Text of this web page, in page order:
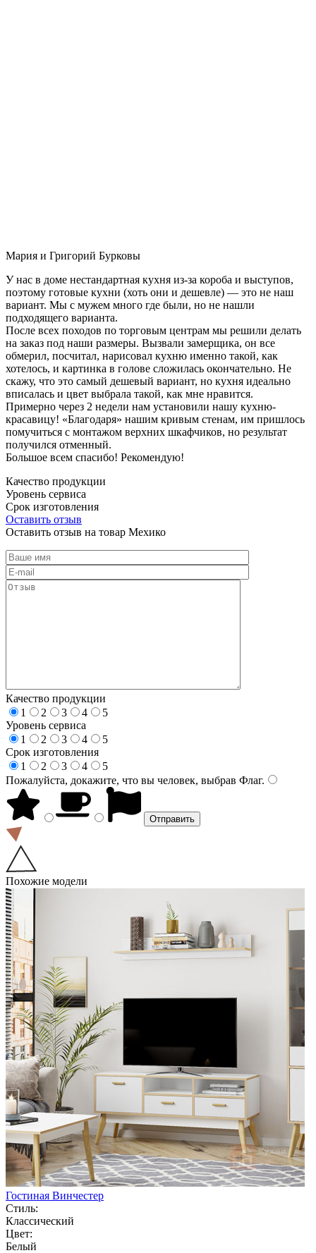
Мария и Григорий Бурковы
У нас в доме нестандартная кухня из-за короба и выступов,
поэтому готовые кухни (хоть они и дешевле) — это не наш
вариант. Мы с мужем много где были, но не нашли
подходящего варианта.
После всех походов по торговым центрам мы решили делать
на заказ под наши размеры. Вызвали замерщика, он все
обмерил, посчитал, нарисовал кухню именно такой, как
хотелось, и картинка в голове сложилась окончательно. Не
скажу, что это самый дешевый вариант, но кухня идеально
вписалась и цвет выбрала такой, как мне нравится.
Примерно через 2 недели нам установили нашу кухню-
красавицу! «Благодаря» нашим кривым стенам, им пришлось
помучиться с монтажом верхних шкафчиков, но результат
получился отменный.
Большое всем спасибо! Рекомендую!
Качество продукции
Уровень сервиса
Срок изготовления
Оставить отзыв
Оставить отзыв на товар Мехико
Качество продукции
1
2 3 4
5
Уровень сервиса
1
2 3 4
5
Срок изготовления
1
2 3 4
5
Пожалуйста, докажите, что вы человек, выбрав Флаг.
Похожие модели
Гостиная Винчестер
Стиль:
Классический
Цвет:
Белый